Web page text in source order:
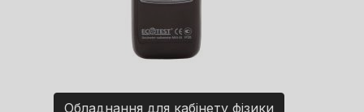
Обладнання для кабінету фізики